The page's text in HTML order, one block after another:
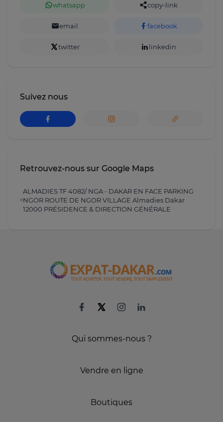
whatsapp copy-link
email facebook
twitter linkedin
Suivez nous
Retrouvez-nous sur Google Maps
ALMADIES TF 4082/ NGA - DAKAR EN FACE PARKING
NGOR ROUTE DE NGOR VILLAGE Almadies Dakar
12000 PRÉSIDENCE & DIRECTION GÉNÉRALE
Qui sommes-nous ?
Vendre en ligne
Boutiques